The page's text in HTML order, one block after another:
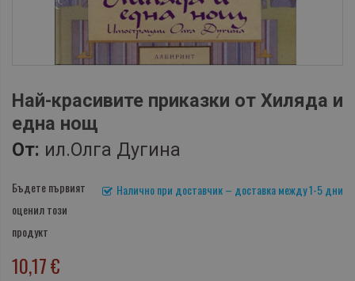
Най-красивите приказки от Хиляда и
една нощ
От: ил.Олга Дугина
Налично при доставчик – доставка между 1-5 дни
Бъдете първият
оценил този
продукт
10,17 €